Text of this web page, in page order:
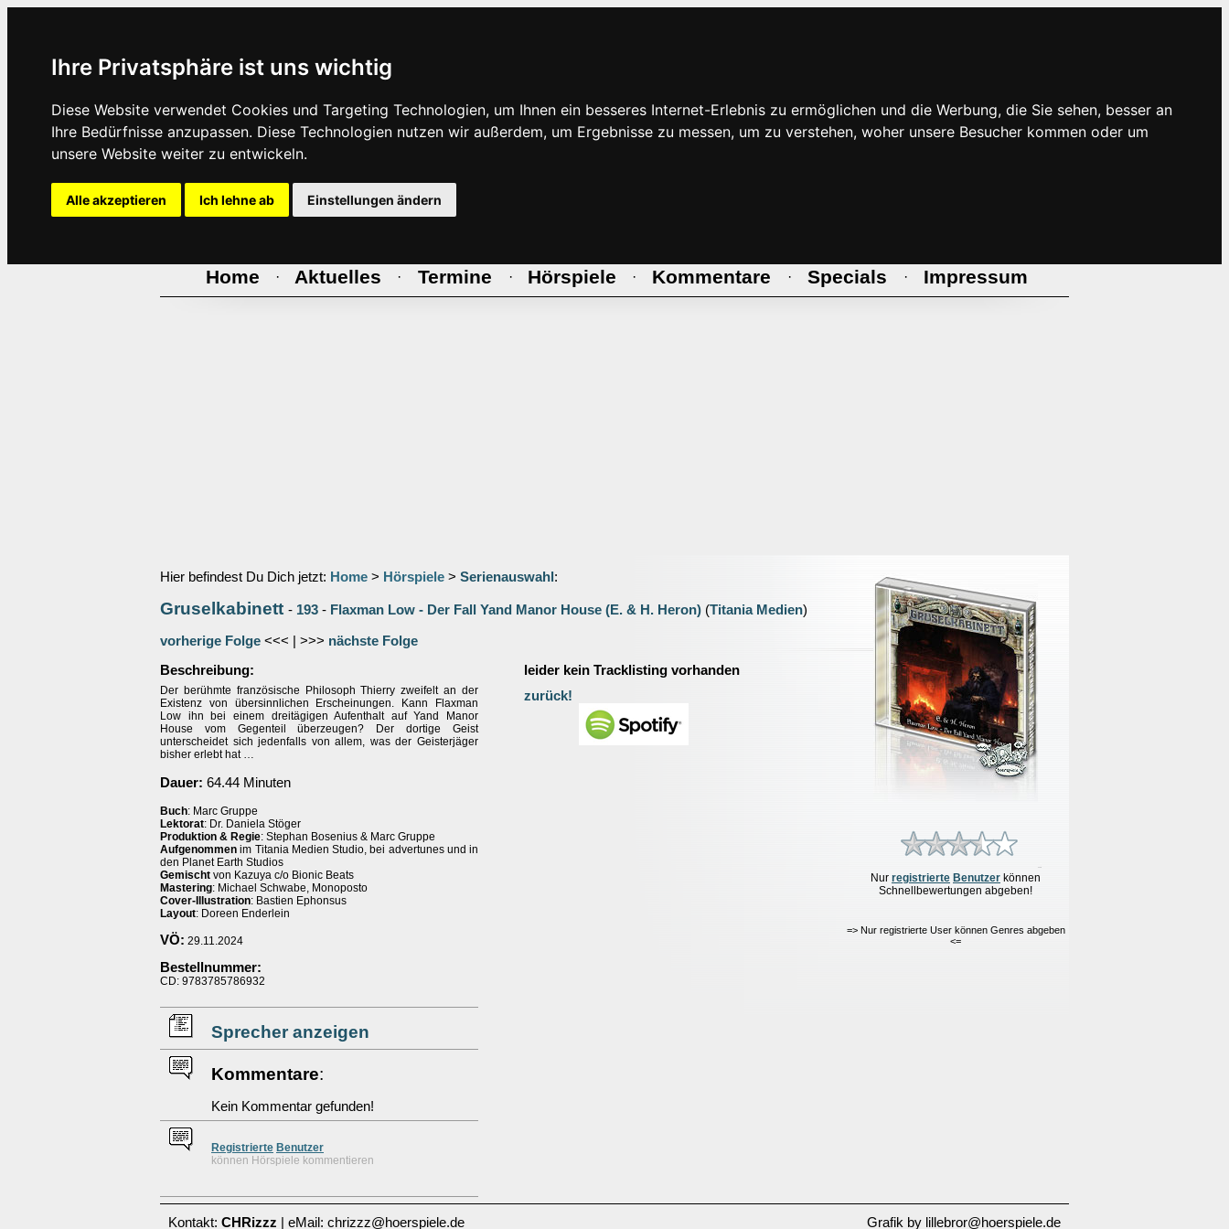
Ihre Privatsphäre ist uns wichtig
Diese Website verwendet Cookies und Targeting Technologien, um Ihnen ein besseres Internet-Erlebnis zu ermöglichen und die Werbung, die Sie sehen, besser an
Ihre Bedürfnisse anzupassen. Diese Technologien nutzen wir außerdem, um Ergebnisse zu messen, um zu verstehen, woher unsere Besucher kommen oder um
unsere Website weiter zu entwickeln.
Alle akzeptieren Ich lehne ab Einstellungen ändern
Home · Aktuelles · Termine · Hörspiele · Kommentare · Specials · Impressum
Hier befindest Du Dich jetzt: Home > Hörspiele > Serienauswahl :
Gruselkabinett - 193 - Flaxman Low - Der Fall Yand Manor House (E. & H. Heron) (Titania Medien)
vorherige Folge <<< | >>> nächste Folge
Nur registrierte Benutzer können
Schnellbewertungen abgeben!
=> Nur registrierte User können Genres abgeben
<=
Beschreibung:
Der berühmte französische Philosoph Thierry zweifelt an der
Existenz von übersinnlichen Erscheinungen. Kann Flaxman
Low ihn bei einem dreitägigen Aufenthalt auf Yand Manor
House vom Gegenteil überzeugen? Der dortige Geist
unterscheidet sich jedenfalls von allem, was der Geisterjäger
bisher erlebt hat …
Dauer: 64.44 Minuten
Buch: Marc Gruppe
Lektorat: Dr. Daniela Stöger
Produktion & Regie: Stephan Bosenius & Marc Gruppe
Aufgenommen im Titania Medien Studio, bei advertunes und in
den Planet Earth Studios
Gemischt von Kazuya c/o Bionic Beats
Mastering: Michael Schwabe, Monoposto
Cover-Illustration: Bastien Ephonsus
Layout: Doreen Enderlein
VÖ: 29.11.2024
Bestellnummer:
CD: 9783785786932
Sprecher anzeigen
Kommentare:
Kein Kommentar gefunden!
Registrierte Benutzer
können Hörspiele kommentieren
leider kein Tracklisting vorhanden
zurück!
Kontakt: CHRizzz | eMail: chrizzz@hoerspiele.de Grafik by lillebror@hoerspiele.de